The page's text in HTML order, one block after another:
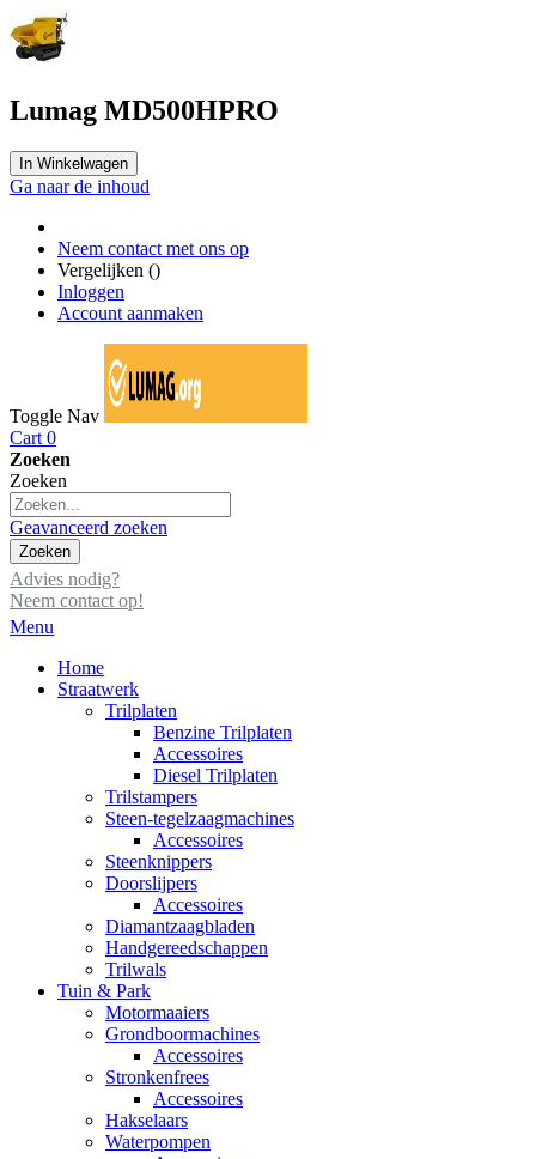
Lumag MD500HPRO
In Winkelwagen
Ga naar de inhoud
Neem contact met ons op
Vergelijken ()
Inloggen
Account aanmaken
Toggle Nav
Cart 0
Zoeken
Zoeken
Geavanceerd zoeken
Zoeken
Advies nodig?
Neem contact op!
Menu
Home
Straatwerk
Trilplaten
Benzine Trilplaten
Accessoires
Diesel Trilplaten
Trilstampers
Steen-tegelzaagmachines
Accessoires
Steenknippers
Doorslijpers
Accessoires
Diamantzaagbladen
Handgereedschappen
Trilwals
Tuin & Park
Motormaaiers
Grondboormachines
Accessoires
Stronkenfrees
Accessoires
Hakselaars
Waterpompen